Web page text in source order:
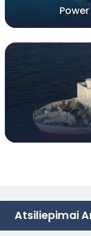
Atsiliepimai